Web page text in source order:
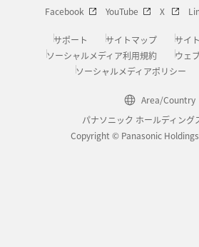
Facebook YouTube X
サポート サイトマップ
サイ
ソーシャルメディア利用規約
ウェ
ソーシャルメディアポリシー
Area/Country
パナソニック ホールディング
Copyright © Panasonic